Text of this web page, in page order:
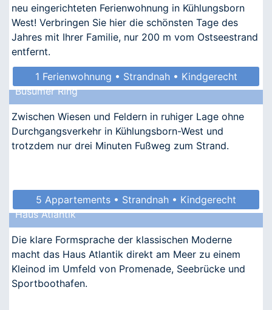
neu eingerichteten Ferienwohnung in Kühlungsborn
West! Verbringen Sie hier die schönsten Tage des
Jahres mit Ihrer Familie, nur 200 m vom Ostseestrand
entfernt.
1 Ferienwohnung • Strandnah • Kindgerecht
Büsumer Ring
Zwischen Wiesen und Feldern in ruhiger Lage ohne
Durchgangsverkehr in Kühlungsborn-West und
trotzdem nur drei Minuten Fußweg zum Strand.
5 Appartements • Strandnah • Kindgerecht
Haus Atlantik
Die klare Formsprache der klassischen Moderne
macht das Haus Atlantik direkt am Meer zu einem
Kleinod im Umfeld von Promenade, Seebrücke und
Sportboothafen.